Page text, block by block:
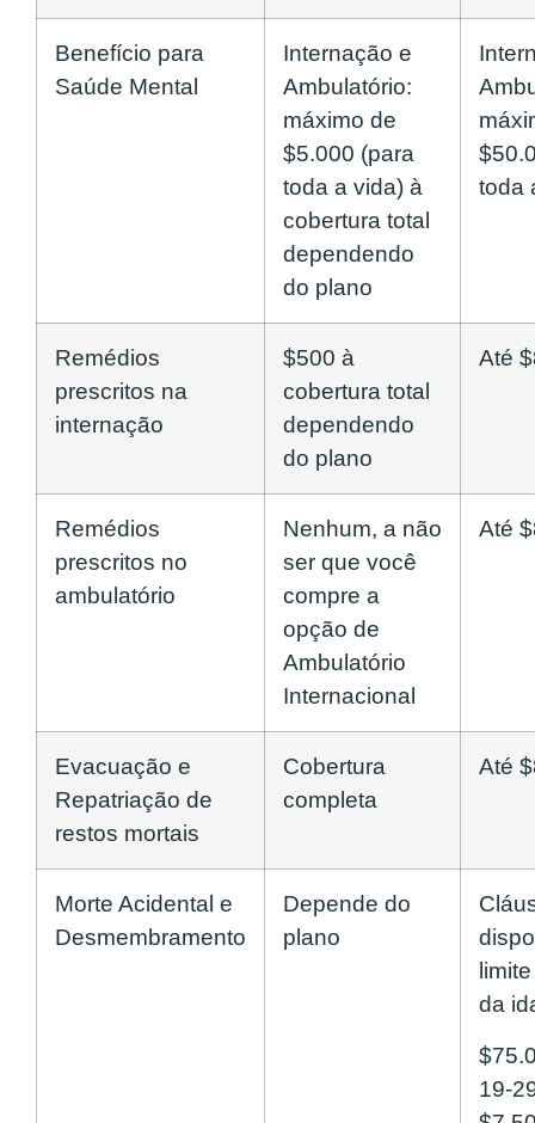
Benefício para
Saúde Mental
Internação e
Ambulatório:
máximo de
$5.000 (para
toda a vida) à
cobertura total
dependendo
do plano
toda
Remédios
prescritos na
internação
$500 à
cobertura total
dependendo
do plano
Até
Remédios
prescritos no
ambulatório
Nenhum, a não
ser que você
compre a
opção de
Ambulatório
Internacional
Até
Evacuação e
Repatriação de
restos mortais
Cobertura
completa
Até
Morte Acidental e
Desmembramento
Depende do
plano
da
19-